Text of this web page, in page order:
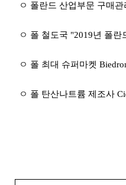
ㅇ 폴란드 산업부문 구매
ㅇ 폴 철도국 "2019년 폴란
ㅇ 폴 최대 슈퍼마켓
ㅇ 폴 탄산나트륨 제조사